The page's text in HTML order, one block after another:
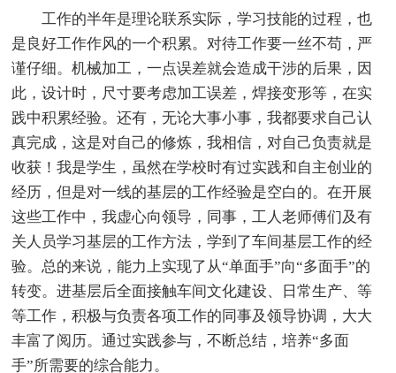
工作的半年是理论联系实际，学习技能的过程，也
是良好工作作风的一个积累。对待工作要一丝不苟，严
谨仔细。机械加工，一点误差就会造成干涉的后果，因
此，设计时，尺寸要考虑加工误差，焊接变形等，在实
践中积累经验。还有，无论大事小事，我都要求自己认
真完成，这是对自己的修炼，我相信，对自己负责就是
收获！我是学生，虽然在学校时有过实践和自主创业的
经历，但是对一线的基层的工作经验是空白的。在开展
这些工作中，我虚心向领导，同事，工人老师傅们及有
关人员学习基层的工作方法，学到了车间基层工作的经
验。总的来说，能力上实现了从“单面手”向“多面手”的
转变。进基层后全面接触车间文化建设、日常生产、等
等工作，积极与负责各项工作的同事及领导协调，大大
丰富了阅历。通过实践参与，不断总结，培养“多面
手”所需要的综合能力。